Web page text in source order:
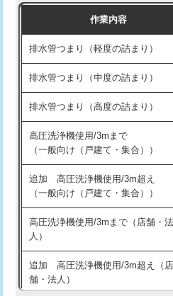
※給水管工事は20mmまでの価格
持込商品取付（単水栓）
持込商品取付（混合水栓）
持込商品取付（浄水器・分岐水栓
給水管工事※（ホール加工)
給水管工事※（バンド止め)
給水管工事※（支持金具設置)
給水管工事※（保温材使用（バン
め込み）)
給水管工事※（土の掘削・埋め戻
業)
給水管工事※（塩ビ管（VP・HI）
用/3ｍまで)
作業内容
排水管つまり（軽度の詰まり）
排水管つまり（中度の詰まり）
排水管つまり（高度の詰まり）
高圧洗浄機使用/3mまで
（一般向け（戸建て・集合））
追加 高圧洗浄機使用/3m超え
（一般向け（戸建て・集合））
高圧洗浄機使用/3mまで（店舗・法
人）
追加 高圧洗浄機使用/3m超え（店
舗・法人）